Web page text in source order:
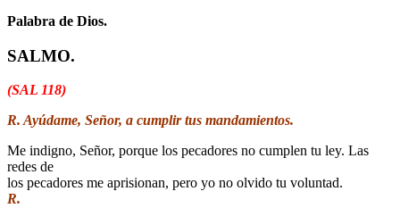
Palabra de Dios.
SALMO.
(SAL 118)
R. Ayúdame, Señor, a cumplir tus mandamientos.
Me indigno, Señor, porque los pecadores no cumplen tu ley. Las
redes de
los pecadores me aprisionan, pero yo no olvido tu voluntad.
R.